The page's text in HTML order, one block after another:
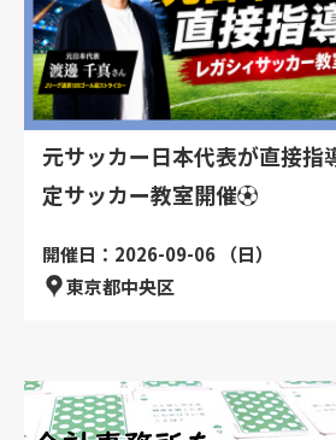
元サッカー日本代表が直接指
定サッカー教室開催⚽
開催日：2026-09-06 （日）
東京都中央区